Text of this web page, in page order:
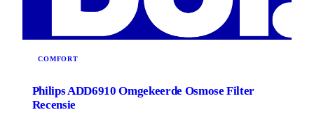
COMFORT
Philips ADD6910 Omgekeerde Osmose Filter
Recensie